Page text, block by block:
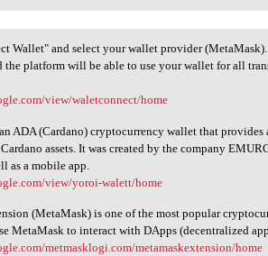
Wallet" and
Wallet" and select your wallet provider
the platform will be able to use your wallet for all
view/waletconnect/home
ADA (Cardano) cryptocurrency wallet that provides
assets. It was created by the company
as a mobile app.
view/yoroi-walett/home
(MetaMask) is one of the most popular
MetaMask to interact with DApps (decentralized
metmasklogi.com/metamaskextension/home